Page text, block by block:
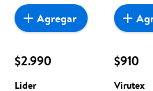
$2.990
Lider
Agregar
$910
Virutex